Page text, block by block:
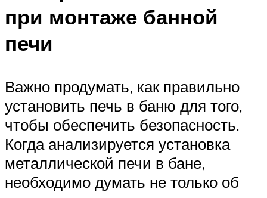
при монтаже банной
печи
Важно продумать, как правильно
установить печь в баню для того,
чтобы обеспечить безопасность.
Когда анализируется установка
металлической печи в бане,
необходимо думать не только об